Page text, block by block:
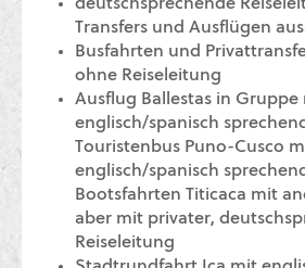
deutschsprechende
Transfers und Ausflügen
Busfahrten und
ohne Reiseleitung
Ausflug Ballestas in Gruppe
englisch/spanisch
Touristenbus Puno-Cusco
englisch/spanisch
Bootsfahrten Titicaca mit
aber mit privater,
Reiseleitung